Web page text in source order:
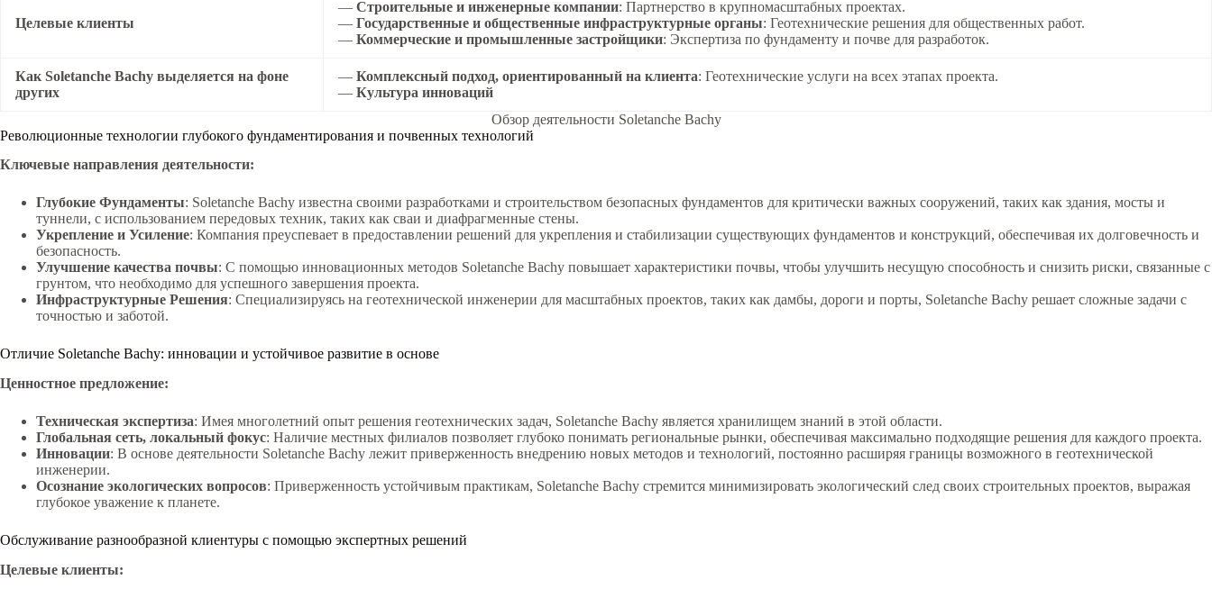
Целевые клиенты
— Строительные и инженерные компании: Партнерство в крупномасштабных проектах.
— Государственные и общественные инфраструктурные органы: Геотехнические решения для общественных работ.
— Коммерческие и промышленные застройщики: Экспертиза по фундаменту и почве для разработок.
Как Soletanche Bachy выделяется на фоне
других
— Комплексный подход, ориентированный на клиента: Геотехнические услуги на всех этапах проекта.
— Культура инноваций
Обзор деятельности Soletanche Bachy
Революционные технологии глубокого фундаментирования и почвенных технологий
Ключевые направления деятельности:
Глубокие Фундаменты: Soletanche Bachy известна своими разработками и строительством безопасных фундаментов для критически важных сооружений, таких как здания, мосты и
туннели, с использованием передовых техник, таких как сваи и диафрагменные стены.
Укрепление и Усиление: Компания преуспевает в предоставлении решений для укрепления и стабилизации существующих фундаментов и конструкций, обеспечивая их долговечность и
безопасность.
Улучшение качества почвы: С помощью инновационных методов Soletanche Bachy повышает характеристики почвы, чтобы улучшить несущую способность и снизить риски, связанные с
грунтом, что необходимо для успешного завершения проекта.
Инфраструктурные Решения: Специализируясь на геотехнической инженерии для масштабных проектов, таких как дамбы, дороги и порты, Soletanche Bachy решает сложные задачи с
точностью и заботой.
Отличие Soletanche Bachy: инновации и устойчивое развитие в основе
Ценностное предложение:
Техническая экспертиза: Имея многолетний опыт решения геотехнических задач, Soletanche Bachy является хранилищем знаний в этой области.
Глобальная сеть, локальный фокус: Наличие местных филиалов позволяет глубоко понимать региональные рынки, обеспечивая максимально подходящие решения для каждого проекта.
Инновации: В основе деятельности Soletanche Bachy лежит приверженность внедрению новых методов и технологий, постоянно расширяя границы возможного в геотехнической
инженерии.
Осознание экологических вопросов: Приверженность устойчивым практикам, Soletanche Bachy стремится минимизировать экологический след своих строительных проектов, выражая
глубокое уважение к планете.
Обслуживание разнообразной клиентуры с помощью экспертных решений
Целевые клиенты: